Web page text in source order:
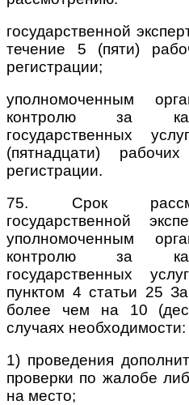
государственной
течение 5 (пяти)
регистрации;
уполномоченным
контролю за
государственных
(пятнадцати)
регистрации.
75. Срок
государственной
уполномоченным
контролю за
государственных
пунктом 4 статьи 25
более чем на 10
случаях необходимости:
1) проведения
проверки по жалобе
на место;